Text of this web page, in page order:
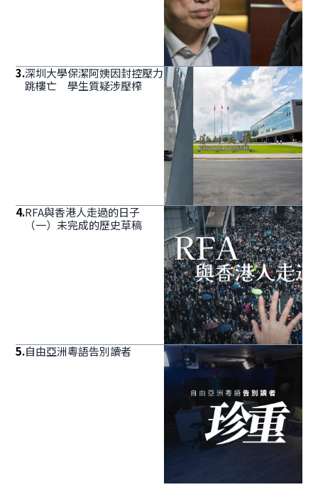
3.深圳大學保潔阿姨因封控壓力
跳樓亡 學生質疑涉壓榨
4.RFA與香港人走過的日子
（一）未完成的歷史草稿
5.自由亞洲粵語告別讀者